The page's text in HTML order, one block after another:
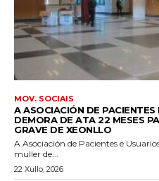
MOV. SOCIAIS
A ASOCIACIÓN DE
DEMORA DE ATA 22 MESES
GRAVE DE XEONLLO
A Asociación de Pacientes e
muller de...
22 Xullo, 2026